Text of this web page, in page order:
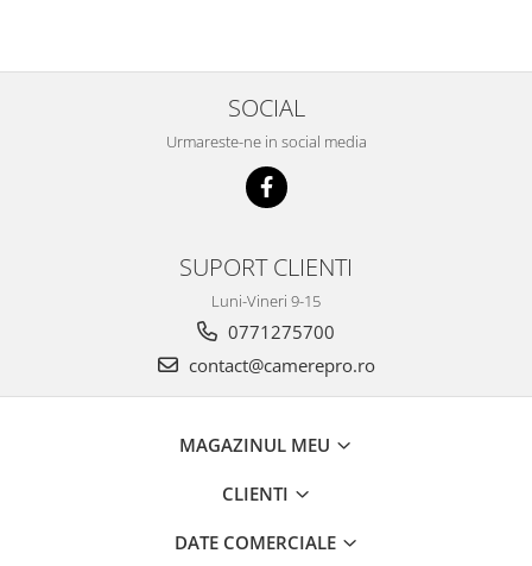
SOCIAL
Urmareste-ne in social media
SUPORT CLIENTI
Luni-Vineri 9-15
0771275700
contact@camerepro.ro
MAGAZINUL MEU
CLIENTI
DATE COMERCIALE